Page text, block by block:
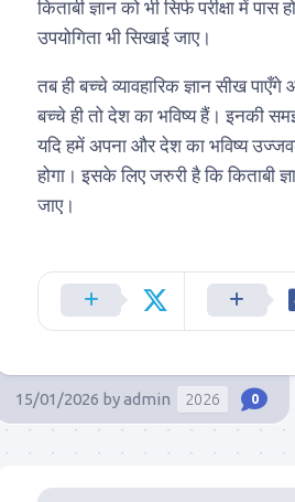
किताबी ज्ञान को भी सिर्फ परीक्षा में
उपयोगिता भी सिखाई जाए।
तब ही बच्चे व्यावहारिक ज्ञान सीख
बच्चे ही तो देश का भविष्य हैं। इनकी
यदि हमें अपना और देश का भविष्य
होगा। इसके लिए जरुरी है कि किताबी
जाए।
15/01/2026 byadmin 2026 0